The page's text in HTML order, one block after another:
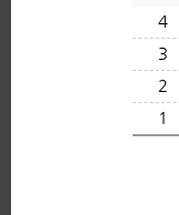
4
3
2
1